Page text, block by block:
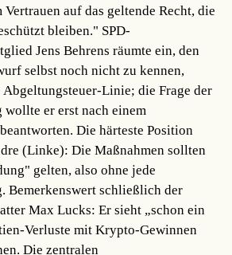
auf das geltende Recht, die
bleiben." SPD-
Jens Behrens räumte ein, den
selbst noch nicht zu kennen,
Linie; die Frage der
er erst nach einem
Die härteste Position
(Linke): Die Maßnahmen sollten
gelten, also ohne jede
Bemerkenswert schließlich der
Max Lucks: Er sieht „schon ein
Verluste mit Krypto-Gewinnen
Die zentralen